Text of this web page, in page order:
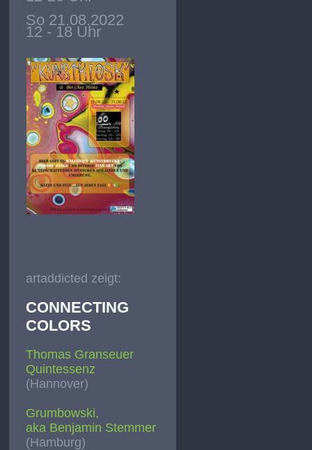
So 21.08.2022
12 - 18 Uhr
artaddicted zeigt:
CONNECTING
COLORS
Thomas Granseuer
Quintessenz
(Hannover)
Grumbowski,
aka Benjamin Stemmer
(Hamburg)